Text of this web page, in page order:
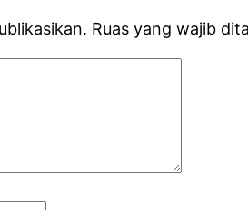
Ruas yang wajib